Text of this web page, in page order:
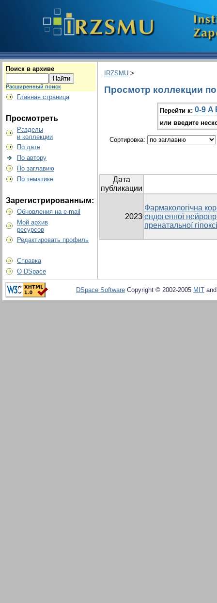
Поиск в архиве
Расширенный поиск
Главная страница
Просмотреть
Разделы
и коллекции
По дате
По автору
По заглавию
По тематике
Зарегистрированным:
Обновления на e-mail
Мой архив
ресурсов
Редактировать профиль
Справка
О DSpace
IRZSMU >
Просмотр коллекции
Перейти к: 0-9 A
или введите
Сортировка:
Дата
публикации
2023
Фармакологічна
ендогенної
пренатальної
DSpace Software Copyright © 2002-2005 MIT